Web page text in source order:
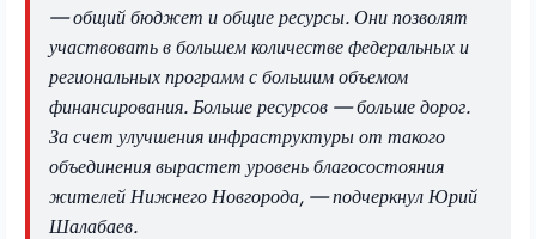
— общий бюджет и общие ресурсы. Они позволят
участвовать в большем количестве федеральных и
региональных программ с большим объемом
финансирования. Больше ресурсов — больше дорог.
За счет улучшения инфраструктуры от такого
объединения вырастет уровень благосостояния
жителей Нижнего Новгорода, — подчеркнул Юрий
Шалабаев.